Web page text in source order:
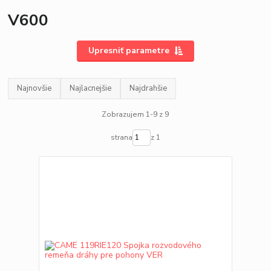
V600
Upresniť parametre
Najnovšie Najlacnejšie Najdrahšie
Zobrazujem 1-9 z 9
strana z 1